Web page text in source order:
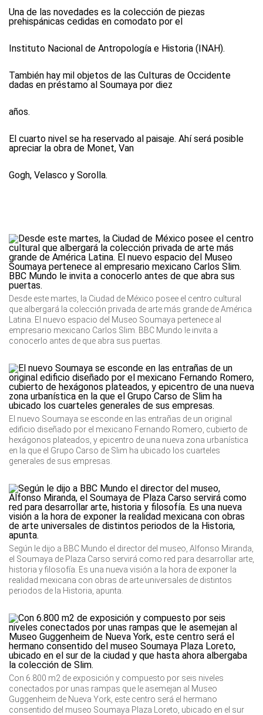
Una de las novedades es la colección de piezas
prehispánicas cedidas en comodato por el
Instituto Nacional de Antropología e Historia (INAH).
También hay mil objetos de las Culturas de Occidente
dadas en préstamo al Soumaya por diez
años.
El cuarto nivel se ha reservado al paisaje. Ahí será posible
apreciar la obra de Monet, Van
Gogh, Velasco y Sorolla.
Desde este martes, la Ciudad de México posee el centro cultural
que albergará la colección privada de arte más grande de América
Latina. El nuevo espacio del Museo Soumaya pertenece al
empresario mexicano Carlos Slim. BBC Mundo le invita a
conocerlo antes de que abra sus puertas.
El nuevo Soumaya se esconde en las entrañas de un original
edificio diseñado por el mexicano Fernando Romero, cubierto de
hexágonos plateados, y epicentro de una nueva zona urbanística
en la que el Grupo Carso de Slim ha ubicado los cuarteles
generales de sus empresas.
Según le dijo a BBC Mundo el director del museo, Alfonso Miranda,
el Soumaya de Plaza Carso servirá como red para desarrollar arte,
historia y filosofía. Es una nueva visión a la hora de exponer la
realidad mexicana con obras de arte universales de distintos
periodos de la Historia, apunta.
Con 6.800 m2 de exposición y compuesto por seis niveles
conectados por unas rampas que le asemejan al Museo
Guggenheim de Nueva York, este centro será el hermano
consentido del museo Soumaya Plaza Loreto, ubicado en el sur